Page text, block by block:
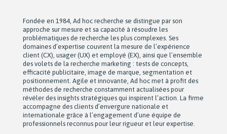
Fondée en 1984, Ad hoc recherche se distingue par son
approche sur mesure et sa capacité à résoudre les
problématiques de recherche les plus complexes. Ses
domaines d’expertise couvrent la mesure de l’expérience
client (CX), usager (UX) et employé (EX), ainsi que l’ensemble
des volets de la recherche marketing : tests de concepts,
efficacité publicitaire, image de marque, segmentation et
positionnement. Agile et innovante, Ad hoc met à profit des
méthodes de recherche constamment actualisées pour
révéler des insights stratégiques qui inspirent l’action. La firme
accompagne des clients d’envergure nationale et
internationale grâce à l’engagement d’une équipe de
professionnels reconnus pour leur rigueur et leur expertise.